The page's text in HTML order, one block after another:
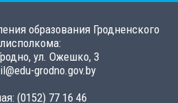
образования Гродненского
ул. Ожешко, 3
grodno.gov.by
(0152) 77 16 46